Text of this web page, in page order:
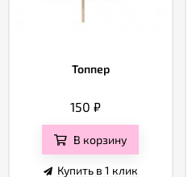
Топпер
150₽
В корзину
Купить в 1 клик